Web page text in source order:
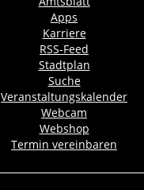
Apps
Karriere
RSS-Feed
Stadtplan
Suche
Veranstaltungskalender
Webcam
Webshop
Termin vereinbaren